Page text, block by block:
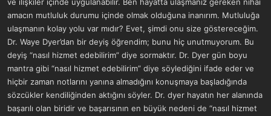
amacın mutluluk durumu içinde olmak olduğuna inanırım. Mutluluğa
ulaşmanın kolay yolu var mıdır? Evet, şimdi onu size göstereceğim.
Dr. Waye Dyer’dan bir deyiş öğrendim; bunu hiç unutmuyorum. Bu
deyiş “nasıl hizmet edebilirim” diye sormaktır. Dr. Dyer gün boyu
mantra gibi “nasıl hizmet edebilirim” diye söylediğini ifade eder ve
hiçbir zaman notlarını yanına almadığını konuşmaya başladığında
sözcükler kendiliğinden aktığını söyler. Dr. dyer hayatın her alanında
başarılı olan biridir ve başarısının en büyük nedeni de “nasıl hizmet